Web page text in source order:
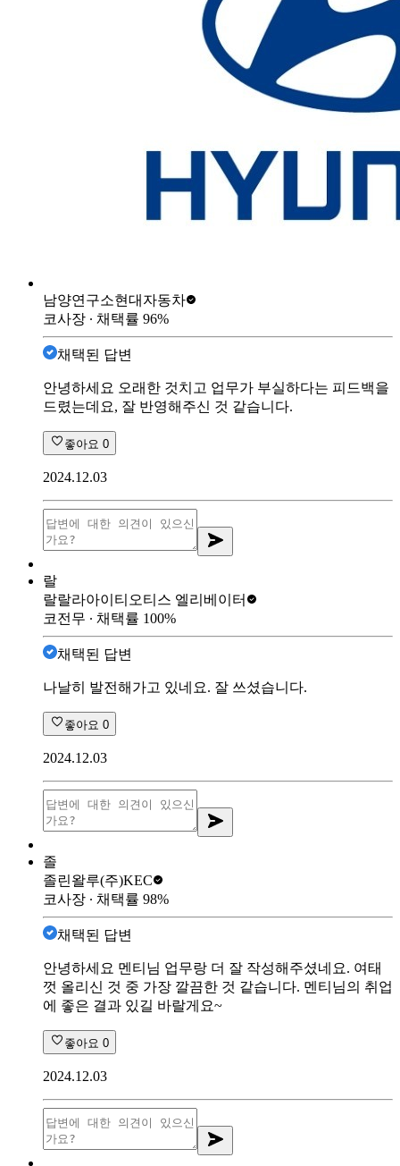
남양연구소현대자동차
코사장 ∙ 채택률 96%
채택된 답변
안녕하세요 오래한 것치고 업무가 부실하다는 피드백을
드렸는데요, 잘 반영해주신 것 같습니다.
좋아요 0
2024.12.03
랄
랄랄라아이티 오티스 엘리베이터
코전무 ∙ 채택률 100%
채택된 답변
나날히 발전해가고 있네요. 잘 쓰셨습니다.
좋아요 0
2024.12.03
졸
졸린왈루(주)KEC
코사장 ∙ 채택률 98%
채택된 답변
안녕하세요 멘티님 업무랑 더 잘 작성해주셨네요. 여태
껏 올리신 것 중 가장 깔끔한 것 같습니다. 멘티님의 취업
에 좋은 결과 있길 바랄게요~
좋아요 0
2024.12.03